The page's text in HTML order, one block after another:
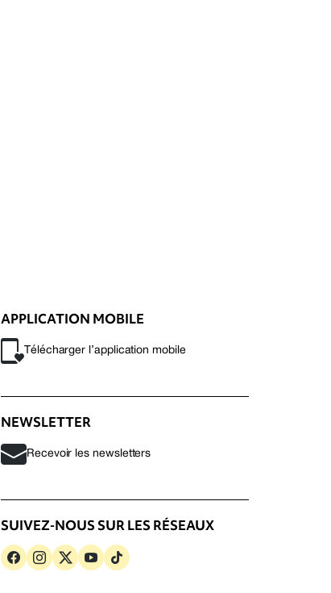
APPLICATION MOBILE
Télécharger l’application mobile
NEWSLETTER
Recevoir les newsletters
SUIVEZ-NOUS SUR LES RÉSEAUX